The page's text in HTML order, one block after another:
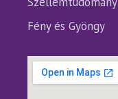
Fény és Gyöngy